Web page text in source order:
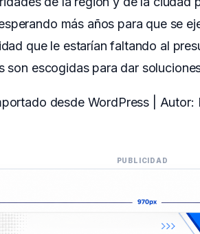
más años para que se
que le estarían faltando al
son escogidas para dar
desde WordPress | Autor:
PUBLICIDAD